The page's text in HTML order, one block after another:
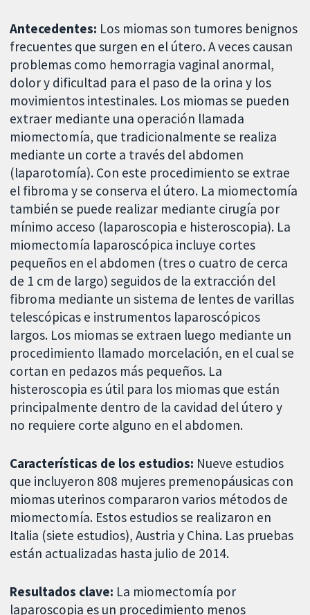
Antecedentes: Los miomas son tumores benignos
frecuentes que surgen en el útero. A veces causan
problemas como hemorragia vaginal anormal,
dolor y dificultad para el paso de la orina y los
movimientos intestinales. Los miomas se pueden
extraer mediante una operación llamada
miomectomía, que tradicionalmente se realiza
mediante un corte a través del abdomen
(laparotomía). Con este procedimiento se extrae
el fibroma y se conserva el útero. La miomectomía
también se puede realizar mediante cirugía por
mínimo acceso (laparoscopia e histeroscopia). La
miomectomía laparoscópica incluye cortes
pequeños en el abdomen (tres o cuatro de cerca
de 1 cm de largo) seguidos de la extracción del
fibroma mediante un sistema de lentes de varillas
telescópicas e instrumentos laparoscópicos
largos. Los miomas se extraen luego mediante un
procedimiento llamado morcelación, en el cual se
cortan en pedazos más pequeños. La
histeroscopia es útil para los miomas que están
principalmente dentro de la cavidad del útero y
no requiere corte alguno en el abdomen.
Características de los estudios: Nueve estudios
que incluyeron 808 mujeres premenopáusicas con
miomas uterinos compararon varios métodos de
miomectomía. Estos estudios se realizaron en
Italia (siete estudios), Austria y China. Las pruebas
están actualizadas hasta julio de 2014.
Resultados clave: La miomectomía por
laparoscopia es un procedimiento menos